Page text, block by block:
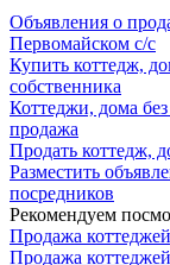
Объявления о
Первомайском с/с
Купить коттедж,
собственника
Коттеджи, дома
продажа
Продать коттедж,
Разместить
посредников
Рекомендуем
Продажа
Продажа